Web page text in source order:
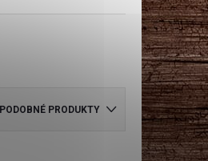
PODOBNÉ PRODUKTY